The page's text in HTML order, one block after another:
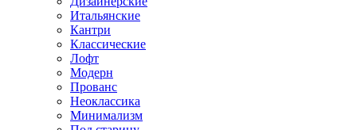
Итальянские
Кантри
Классические
Лофт
Модерн
Прованс
Неоклассика
Минимализм